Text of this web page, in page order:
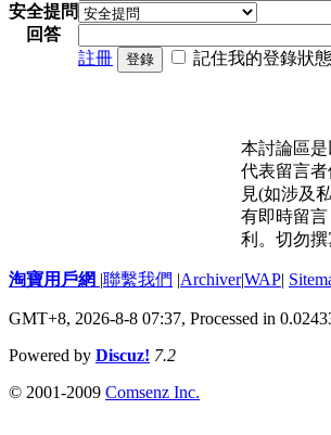
安全提問
回答
註冊
登錄 記住我的登錄狀態
本討論區
代表留言
見(如涉及
有即時留
利。切勿
淘寶用戶網 |聯繫我們 |Archiver|WAP|
GMT+8, 2026-8-8 07:37, Processed in
Powered by Discuz! 7.2
© 2001-2009 Comsenz Inc.